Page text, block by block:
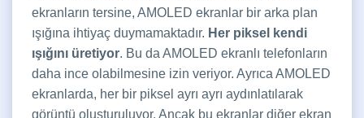
ekranların tersine, AMOLED ekranlar bir arka plan
ışığına ihtiyaç duymamaktadır. Her piksel kendi
ışığını üretiyor. Bu da AMOLED ekranlı telefonların
daha ince olabilmesine izin veriyor. Ayrıca AMOLED
ekranlarda, her bir piksel ayrı ayrı aydınlatılarak
görüntü oluşturuluyor. Ancak bu ekranlar diğer ekran